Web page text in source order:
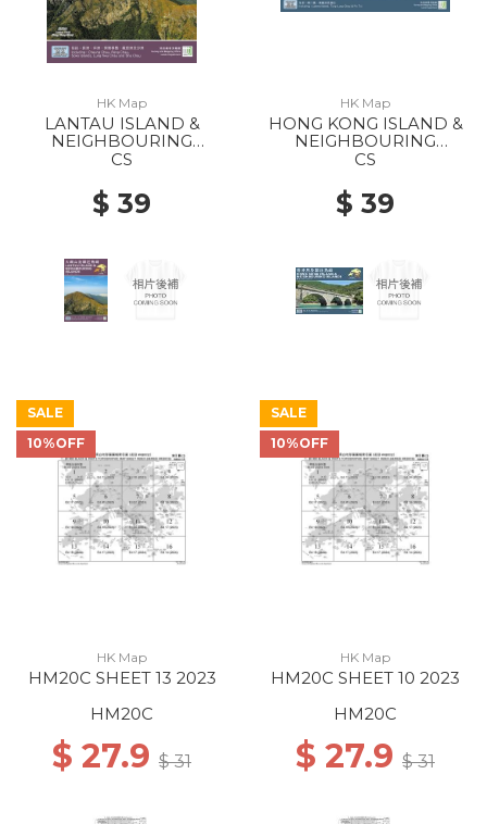
HK Map
LANTAU ISLAND &
NEIGHBOURING
ISLANDS 2022
CS
$ 39
HK Map
HONG KONG ISLAND &
NEIGHBOURING
ISLANDS 2022
CS
$ 39
SALE
10%OFF
HK Map
HM20C SHEET 13 2023
HM20C
$ 27.9 $ 31
SALE
10%OFF
HK Map
HM20C SHEET 10 2023
HM20C
$ 27.9 $ 31